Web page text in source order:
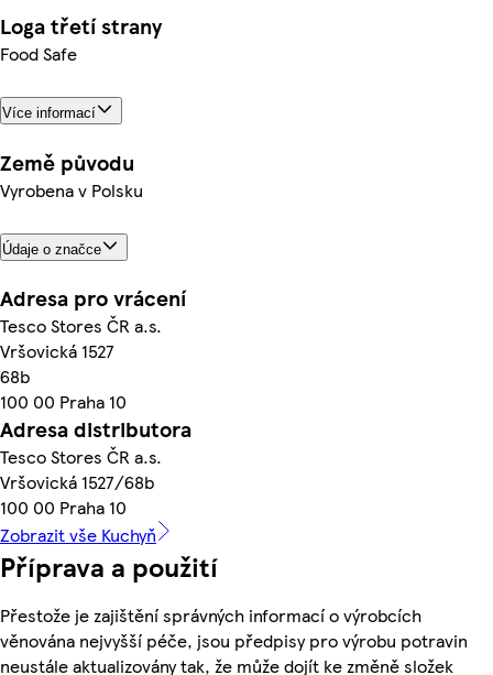
Loga třetí strany
Food Safe
Více informací
Země původu
Vyrobena v Polsku
Údaje o značce
Adresa pro vrácení
Tesco Stores ČR a.s.
Vršovická 1527
68b
100 00 Praha 10
Adresa distributora
Tesco Stores ČR a.s.
Vršovická 1527/68b
100 00 Praha 10
Zobrazit vše Kuchyň
Příprava a použití
Přestože je zajištění správných informací o výrobcích
věnována nejvyšší péče, jsou předpisy pro výrobu potravin
neustále aktualizovány tak, že může dojít ke změně složek